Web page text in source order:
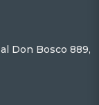
Don Bosco 889,